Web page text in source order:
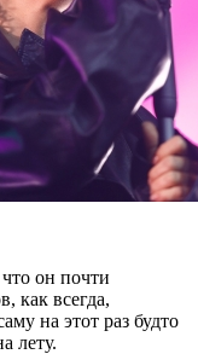
он почти
как всегда,
на этот раз будто
лету.